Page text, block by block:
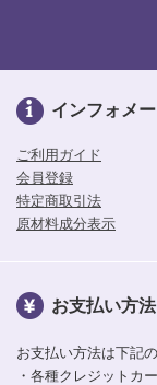
インフォメ
ご利用ガイド
会員登録
特定商取引法
原材料成分表示
お支払い方法
お支払い方法は下記の
・各種クレジットカ